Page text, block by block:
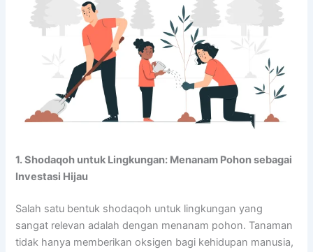
1. Shodaqoh untuk Lingkungan: Menanam Pohon sebagai
Investasi Hijau
Salah satu bentuk shodaqoh untuk lingkungan yang
sangat relevan adalah dengan menanam pohon. Tanaman
tidak hanya memberikan oksigen bagi kehidupan manusia,